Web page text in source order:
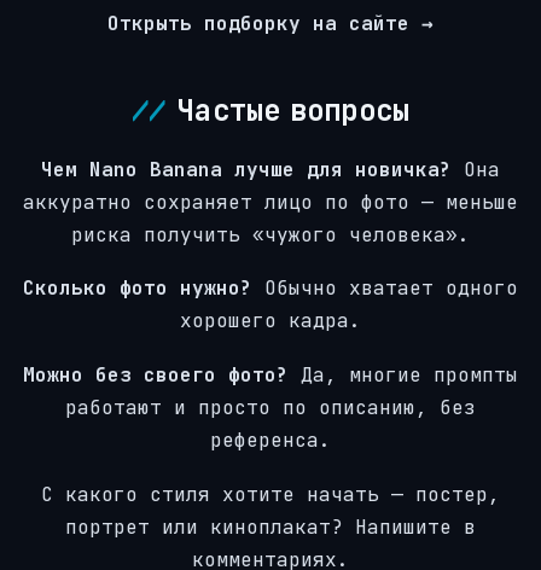
Открыть подборку на сайте →
Частые вопросы
Чем Nano Banana лучше для новичка?
Она
аккуратно сохраняет лицо по фото — меньше
риска получить «чужого человека».
Сколько фото нужно?
Обычно хватает одного
хорошего кадра.
Можно без своего фото?
Да, многие промпты
работают и просто по описанию, без
референса.
С какого стиля хотите начать — постер,
портрет или киноплакат? Напишите в
комментариях.